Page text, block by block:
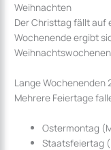
Weihnachten
Der Christtag fällt auf
Wochenende ergibt
Lange Wochenenden
Mehrere Feiertage
Ostermontag
Staatsfeiertag